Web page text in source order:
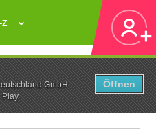
GmbH
Play
Öffnen